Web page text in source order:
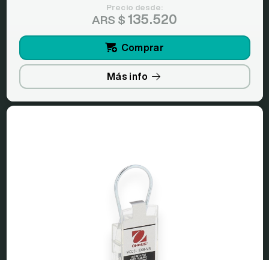
Precio desde:
ARS $ 135.520
Comprar
Más info